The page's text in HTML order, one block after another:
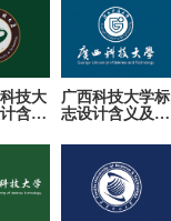
技大
含义
广西科技大学标
志设计含义及设